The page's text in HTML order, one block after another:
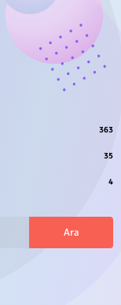
363
35
4